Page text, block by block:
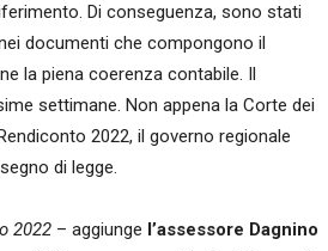
Di conseguenza, sono stati
documenti che compongono il
la piena coerenza contabile. Il
settimane. Non appena la Corte dei
2022, il governo regionale
di legge.
2022 – aggiunge l’assessore Dagnino